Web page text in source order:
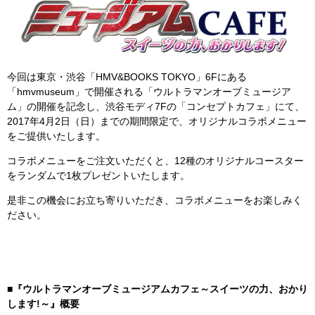
今回は東京・渋谷「HMV&BOOKS TOKYO」6Fにある
「hmvmuseum」で開催される「ウルトラマンオーブミュージア
ム」の開催を記念し、渋谷モディ7Fの「コンセプトカフェ」にて、
2017年4月2日（日）までの期間限定で、オリジナルコラボメニュー
をご提供いたします。
コラボメニューをご注文いただくと、12種のオリジナルコースター
をランダムで1枚プレゼントいたします。
是非この機会にお立ち寄りいただき、コラボメニューをお楽しみく
ださい。
■『ウルトラマンオーブミュージアムカフェ～スイーツの力、おかり
します!～』概要